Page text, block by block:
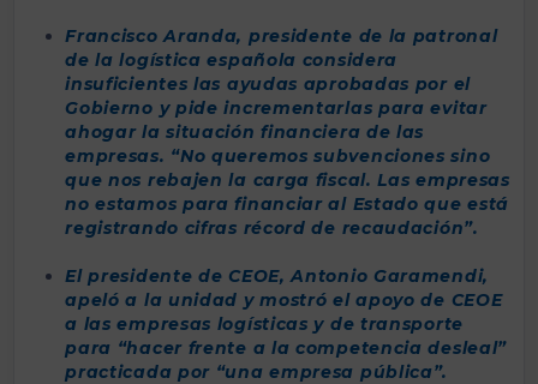
Francisco Aranda, presidente de la patronal
de la logística española considera
insuficientes las ayudas aprobadas por el
Gobierno y pide incrementarlas para evitar
ahogar la situación financiera de las
empresas. “No queremos subvenciones sino
que nos rebajen la carga fiscal. Las empresas
no estamos para financiar al Estado que está
registrando cifras récord de recaudación”.
El presidente de CEOE, Antonio Garamendi,
apeló a la unidad y mostró el apoyo de CEOE
a las empresas logísticas y de transporte
para “hacer frente a la competencia desleal”
practicada por “una empresa pública”.